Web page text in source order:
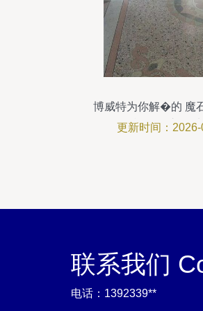
博威特为你解�的 魔
的疑问在这里
更新时间：
联系我们
电话：1392339**